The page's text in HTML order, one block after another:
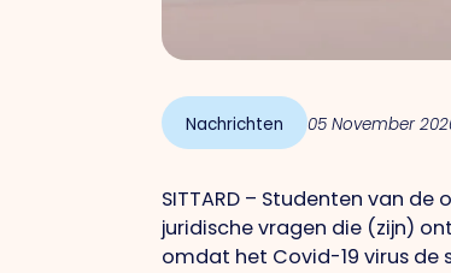
Nachrichten 05 November
SITTARD – Studenten van de
juridische vragen die (zijn)
omdat het Covid-19 virus de